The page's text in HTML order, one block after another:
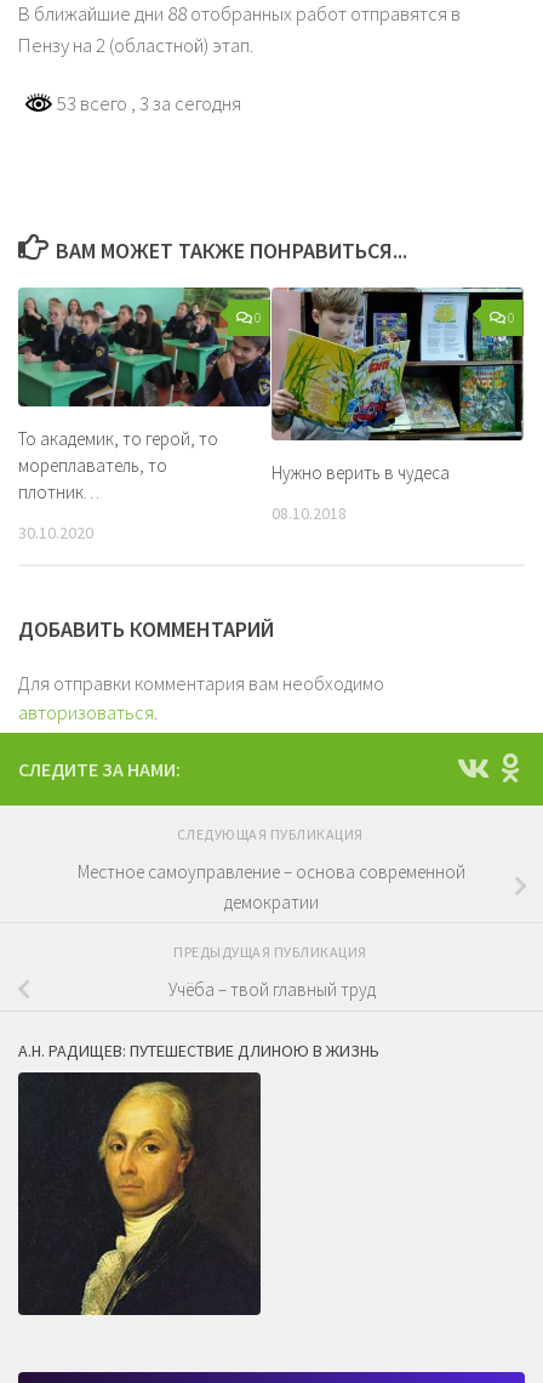
В ближайшие дни 88 отобранных работ отправятся в
Пензу на 2 (областной) этап.
53 всего , 3 за сегодня
ВАМ МОЖЕТ ТАКЖЕ ПОНРАВИТЬСЯ...
0
То академик, то герой, то
мореплаватель, то
плотник…
30.10.2020
0
Нужно верить в чудеса
08.10.2018
ДОБАВИТЬ КОММЕНТАРИЙ
Для отправки комментария вам необходимо
авторизоваться
СЛЕДИТЕ ЗА НАМИ:
СЛЕДУЮЩАЯ ПУБЛИКАЦИЯ
Местное самоуправление – основа современной
демократии
ПРЕДЫДУЩАЯ ПУБЛИКАЦИЯ
Учёба – твой главный труд
А.Н. РАДИЩЕВ: ПУТЕШЕСТВИЕ ДЛИНОЮ В ЖИЗНЬ